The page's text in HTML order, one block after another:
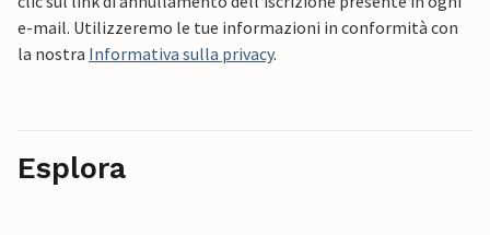
e-mail. Utilizzeremo le tue informazioni in conformità con
la nostra Informativa sulla privacy.
Esplora